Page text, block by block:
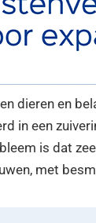
dieren en
in een
is dat
met